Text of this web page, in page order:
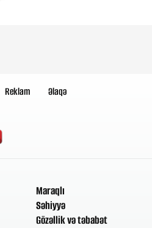
Reklam
Əlaqə
Maraqlı
Səhiyyə
Gözəllik və təbabət